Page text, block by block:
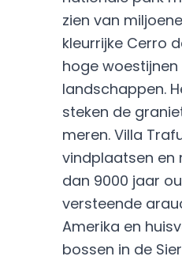
zien van
kleurrijke Cerro
hoge
landschappen.
steken de
meren. Villa
vindplaatsen en
dan 9000 jaar
versteende
Amerika en
bossen in de